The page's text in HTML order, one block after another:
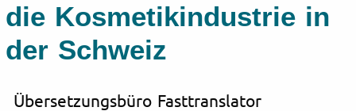
die Kosmetikindustrie in
der Schweiz
Übersetzungsbüro Fasttranslator